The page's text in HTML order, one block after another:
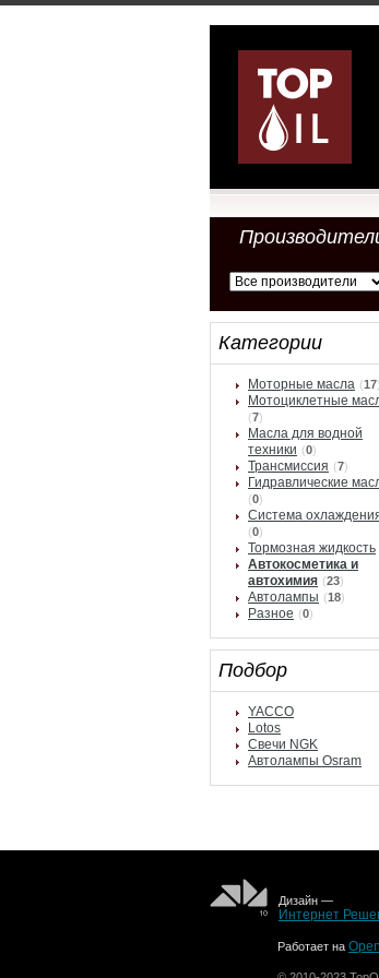
Категории
Моторные масла (17)
Мотоциклетные
(7)
Масла для водной
техники (0)
Трансмиссия (7)
Гидравлические
(0)
Система
(0)
Тормозная жидкость
Автокосметика и
автохимия (23)
Автолампы (18)
Разное (0)
Подбор
YACCO
Lotos
Свечи NGK
Автолампы Osram
Дизайн —
Интернет
Работает на